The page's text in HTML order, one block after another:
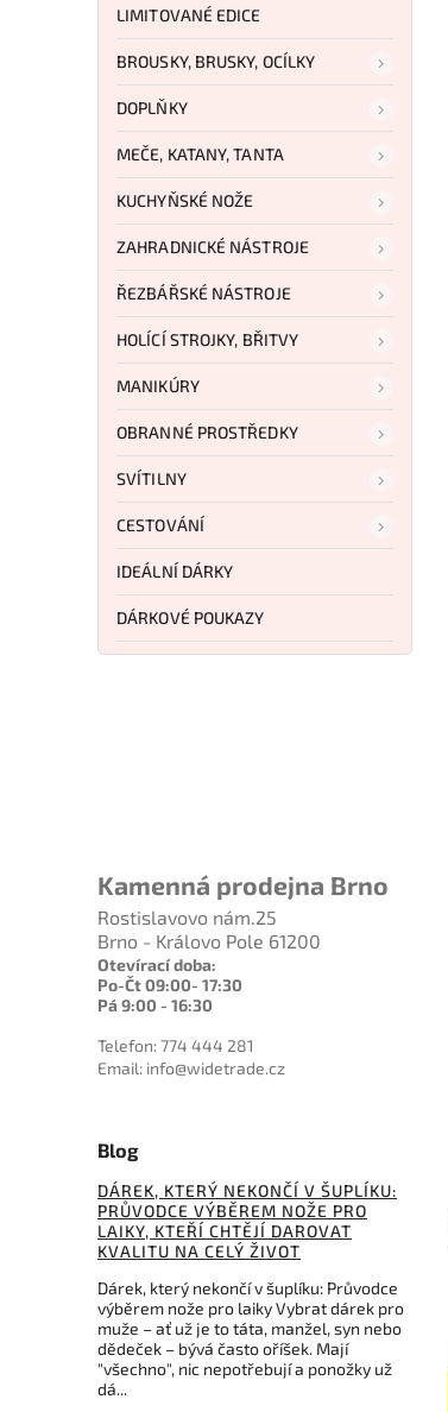
LIMITOVANÉ EDICE
BROUSKY, BRUSKY, OCÍLKY
DOPLŇKY
MEČE, KATANY, TANTA
KUCHYŇSKÉ NOŽE
ZAHRADNICKÉ NÁSTROJE
ŘEZBÁŘSKÉ NÁSTROJE
HOLÍCÍ STROJKY, BŘITVY
MANIKÚRY
OBRANNÉ PROSTŘEDKY
SVÍTILNY
CESTOVÁNÍ
IDEÁLNÍ DÁRKY
DÁRKOVÉ POUKAZY
Kamenná prodejna Brno
Rostislavovo nám.25
Brno - Královo Pole 61200
Otevírací doba:
Po-Čt 09:00- 17:30
Pá 9:00 - 16:30
Telefon: 774 444 281
Email: info@widetrade.cz
Blog
DÁREK, KTERÝ NEKONČÍ V ŠUPLÍKU:
PRŮVODCE VÝBĚREM NOŽE PRO
LAIKY, KTEŘÍ CHTĚJÍ DAROVAT
KVALITU NA CELÝ ŽIVOT
Dárek, který nekončí v šuplíku: Průvodce
výběrem nože pro laiky Vybrat dárek pro
muže – ať už je to táta, manžel, syn nebo
dědeček – bývá často oříšek. Mají
"všechno", nic nepotřebují a ponožky už
dá...
TIP
EDITION